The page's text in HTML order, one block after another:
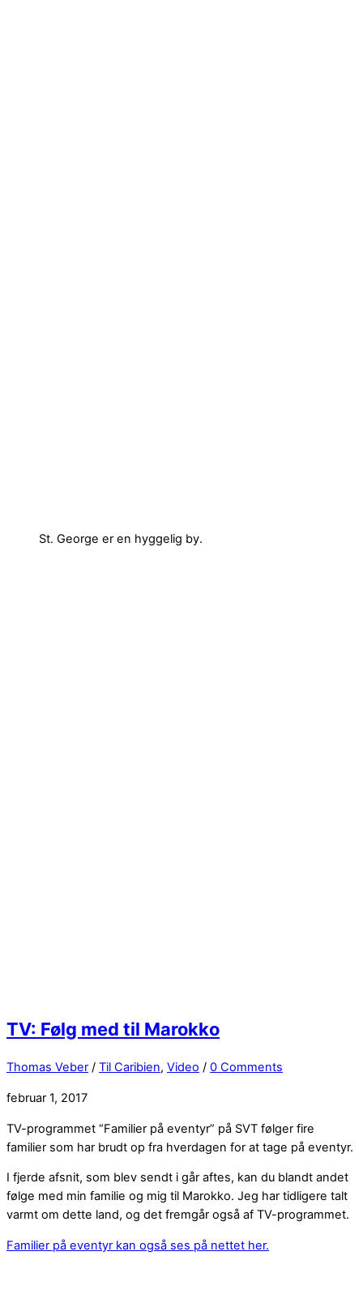
St. George er en hyggelig by.
TV: Følg med til Marokko
Thomas Veber / Til Caribien, Video / 0 Comments
februar 1, 2017
TV-programmet “Familier på eventyr” på SVT følger fire
familier som har brudt op fra hverdagen for at tage på eventyr.
I fjerde afsnit, som blev sendt i går aftes, kan du blandt andet
følge med min familie og mig til Marokko. Jeg har tidligere talt
varmt om dette land, og det fremgår også af TV-programmet.
Familier på eventyr kan også ses på nettet her.